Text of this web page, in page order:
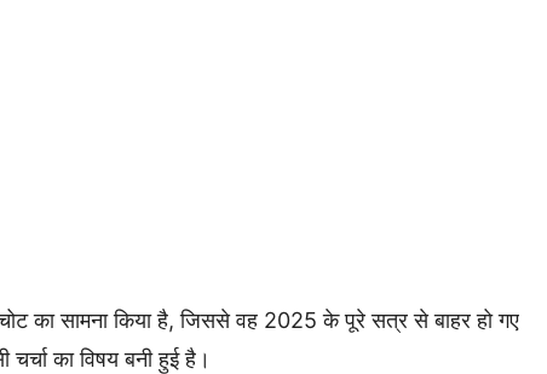
का सामना किया है, जिससे वह 2025 के पूरे सत्र से बाहर हो गए
का विषय बनी हुई है।